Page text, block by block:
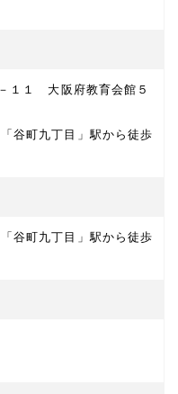
１１ 大阪府教育会館５
谷町九丁目」駅から徒歩
谷町九丁目」駅から徒歩